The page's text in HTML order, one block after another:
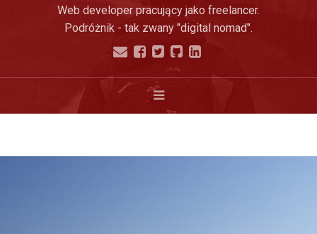
Web developer pracujący jako freelancer.
Podróżnik - tak zwany "digital nomad".